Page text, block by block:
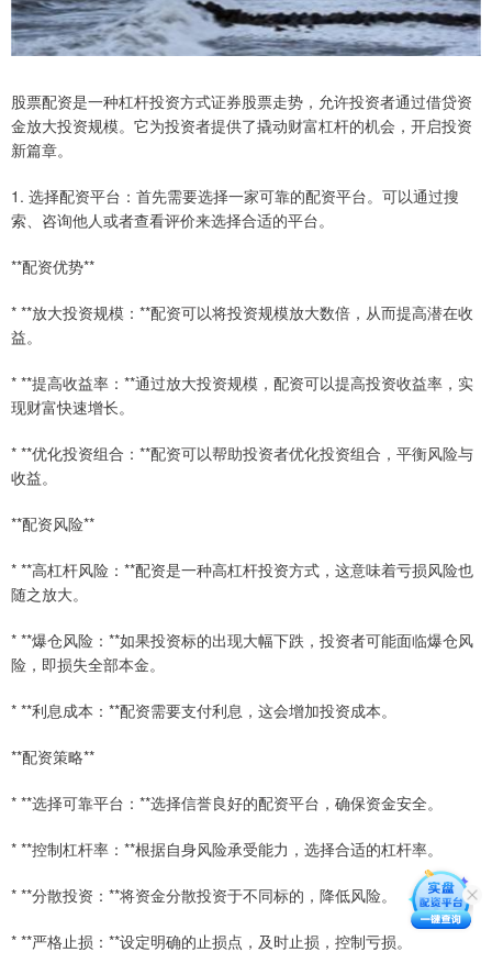
股票配资是一种杠杆投资方式证券股票走势，允许投资者通过借贷资
金放大投资规模。它为投资者提供了撬动财富杠杆的机会，开启投资
新篇章。
1. 选择配资平台：首先需要选择一家可靠的配资平台。可以通过搜
索、咨询他人或者查看评价来选择合适的平台。
**配资优势**
* **放大投资规模：**配资可以将投资规模放大数倍，从而提高潜在收
益。
* **提高收益率：**通过放大投资规模，配资可以提高投资收益率，实
现财富快速增长。
* **优化投资组合：**配资可以帮助投资者优化投资组合，平衡风险与
收益。
**配资风险**
* **高杠杆风险：**配资是一种高杠杆投资方式，这意味着亏损风险也
随之放大。
* **爆仓风险：**如果投资标的出现大幅下跌，投资者可能面临爆仓风
险，即损失全部本金。
* **利息成本：**配资需要支付利息，这会增加投资成本。
**配资策略**
* **选择可靠平台：**选择信誉良好的配资平台，确保资金安全。
* **控制杠杆率：**根据自身风险承受能力，选择合适的杠杆率。
* **分散投资：**将资金分散投资于不同标的，降低风险。
* **严格止损：**设定明确的止损点，及时止损，控制亏损。